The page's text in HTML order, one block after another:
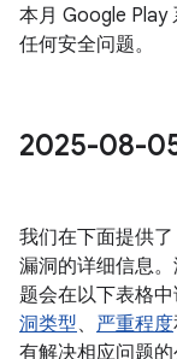
本月 Google Play
任何安全问题。
2025-08-
我们在下面提供
漏洞的详细信息
题会在以下表格中
洞类型、 严重程度
有解决相应问题